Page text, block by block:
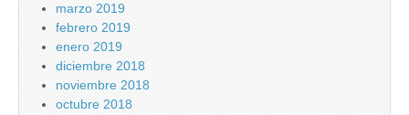
marzo 2019
febrero 2019
enero 2019
diciembre 2018
noviembre 2018
octubre 2018